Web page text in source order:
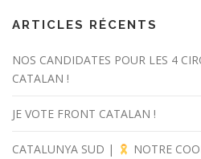
ARTICLES RÉCENTS
NOS CANDIDATES POUR LES 4
CATALAN !
JE VOTE FRONT CATALAN !
CATALUNYA SUD |
NOTRE